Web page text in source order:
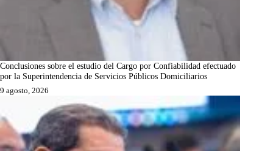
Conclusiones sobre el estudio del Cargo por Confiabilidad efectuado
por la Superintendencia de Servicios Públicos Domiciliarios
9 agosto, 2026